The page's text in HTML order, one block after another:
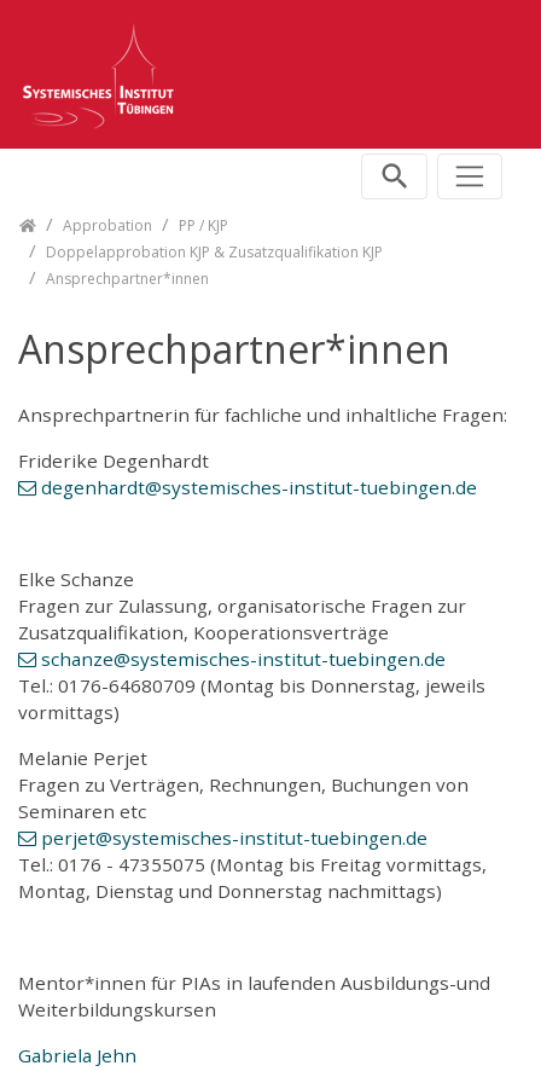
Skip navigation
Approbation
PP / KJP
Doppelapprobation KJP & Zusatzqualifikation KJP
Ansprechpartner*innen
Ansprechpartner*innen
Ansprechpartnerin für fachliche und inhaltliche Fragen:
Friderike Degenhardt
degenhardt@systemisches-institut-tuebingen.de
Elke Schanze
Fragen zur Zulassung, organisatorische Fragen zur
Zusatzqualifikation, Kooperationsverträge
schanze@systemisches-institut-tuebingen.de
Tel.: 0176-64680709 (Montag bis Donnerstag, jeweils
vormittags)
Melanie Perjet
Fragen zu Verträgen, Rechnungen, Buchungen von
Seminaren etc
perjet@systemisches-institut-tuebingen.de
Tel.: 0176 - 47355075 (Montag bis Freitag vormittags,
Montag, Dienstag und Donnerstag nachmittags)
Mentor*innen für PIAs in laufenden Ausbildungs-und
Weiterbildungskursen
Gabriela Jehn